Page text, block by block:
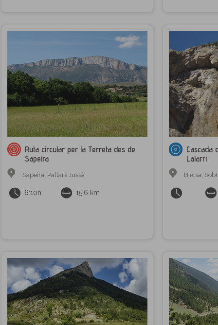
Ruta circular per la Terreta des de
Sapeira
Sapeira, Pallars Jussà
6:10h 15,6 km
Cascada
Lalarri
Bielsa,